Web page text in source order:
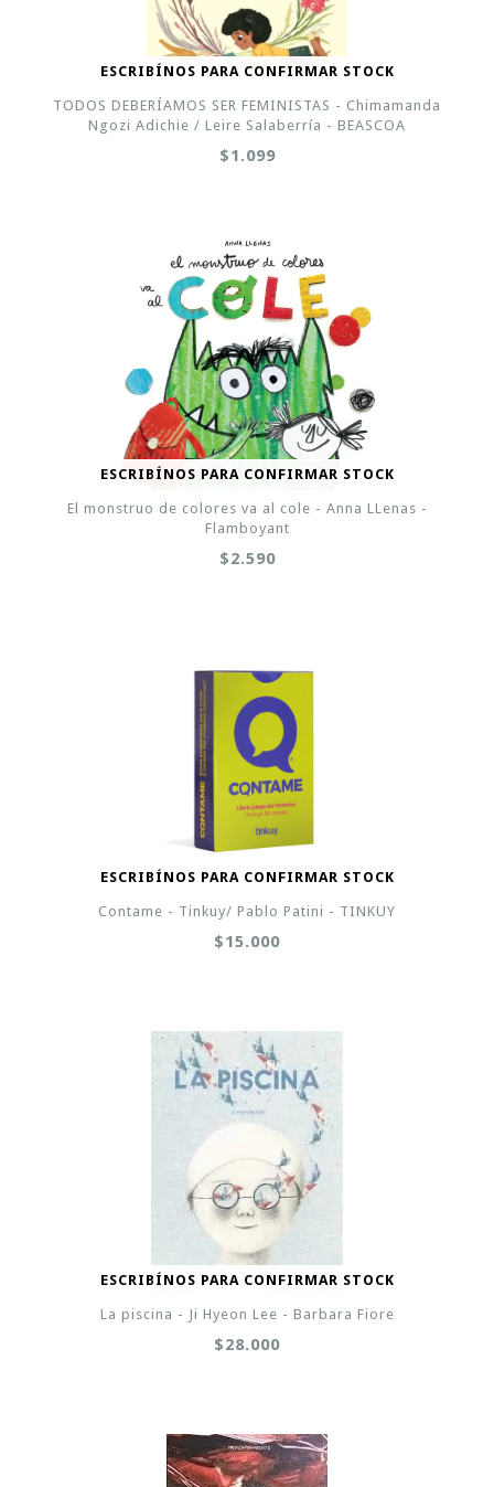
ESCRIBÍNOS PARA CONFIRMAR STOCK
TODOS DEBERÍAMOS SER FEMINISTAS - Chimamanda
Ngozi Adichie / Leire Salaberría - BEASCOA
$1.099
ESCRIBÍNOS PARA CONFIRMAR STOCK
El monstruo de colores va al cole - Anna LLenas -
Flamboyant
$2.590
ESCRIBÍNOS PARA CONFIRMAR STOCK
Contame - Tinkuy/ Pablo Patini - TINKUY
$15.000
ESCRIBÍNOS PARA CONFIRMAR STOCK
La piscina - Ji Hyeon Lee - Barbara Fiore
$28.000